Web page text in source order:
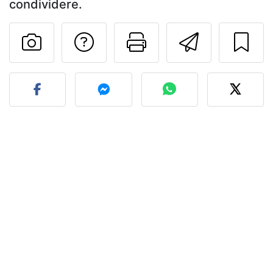
condividere.
Invia
Stampa la
Contatta l'autore
Pubblica la foto di